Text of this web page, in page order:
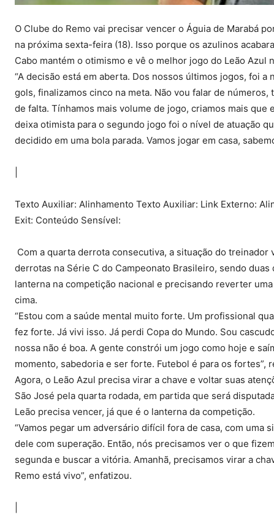
O Clube do Remo vai precisar vencer o Águia de Marabá
na próxima sexta-feira (18). Isso porque os azulinos
Cabo mantém o otimismo e vê o melhor jogo do Leão
“A decisão está em aberta. Dos nossos últimos jogos, foi
gols, finalizamos cinco na meta. Não vou falar de
de falta. Tínhamos mais volume de jogo, criamos mais
deixa otimista para o segundo jogo foi o nível de atuação
decidido em uma bola parada. Vamos jogar em casa,
Texto Auxiliar: Alinhamento Texto Auxiliar: Link Externo:
Exit: Conteúdo Sensível:
Com a quarta derrota consecutiva, a situação do
derrotas na Série C do Campeonato Brasileiro, sendo
lanterna na competição nacional e precisando reverter
cima.
“Estou com a saúde mental muito forte. Um profissional
fez forte. Já vivi isso. Já perdi Copa do Mundo. Sou
nossa não é boa. A gente constrói um jogo como hoje e
momento, sabedoria e ser forte. Futebol é para os fortes”,
Agora, o Leão Azul precisa virar a chave e voltar suas
São José pela quarta rodada, em partida que será
Leão precisa vencer, já que é o lanterna da competição.
“Vamos pegar um adversário difícil fora de casa, com uma
dele com superação. Então, nós precisamos ver o que
segunda e buscar a vitória. Amanhã, precisamos virar a
Remo está vivo”, enfatizou.